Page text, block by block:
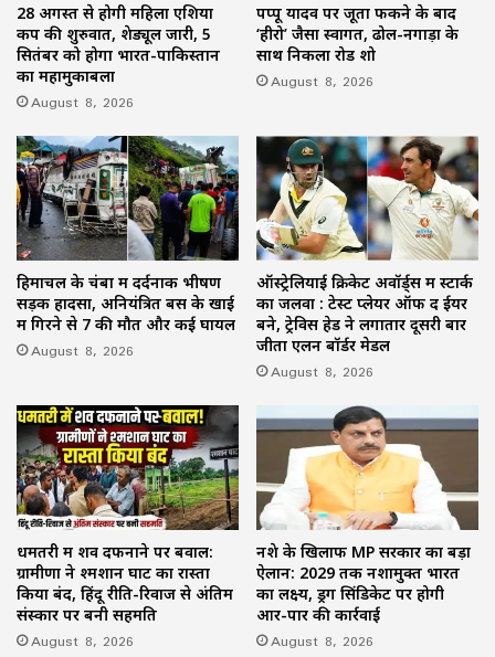
28 अगस्त से होगी महिला एशिया
कप की शुरुवात, शेड्यूल जारी, 5
सितंबर को होगा भारत-पाकिस्तान
का महामुकाबला
August 8, 2026
पप्पू यादव पर जूता फेंकने के बाद
‘हीरो’ जैसा स्वागत, ढोल-नगाड़ों के
साथ निकला रोड शो
August 8, 2026
हिमाचल के चंबा में दर्दनाक भीषण
सड़क हादसा, अनियंत्रित बस के खाई
में गिरने से 7 की मौत और कई घायल
August 8, 2026
ऑस्ट्रेलियाई क्रिकेट अवॉर्ड्स में स्टार्क
का जलवा : टेस्ट प्लेयर ऑफ द ईयर
बने, ट्रेविस हेड ने लगातार दूसरी बार
जीता एलन बॉर्डर मेडल
August 8, 2026
धमतरी में शव दफनाने पर बवाल:
ग्रामीणों ने श्मशान घाट का रास्ता
किया बंद, हिंदू रीति-रिवाज से अंतिम
संस्कार पर बनी सहमति
August 8, 2026
नशे के खिलाफ MP सरकार का बड़ा
ऐलान: 2029 तक नशामुक्त भारत
का लक्ष्य, ड्रग सिंडिकेट पर होगी
आर-पार की कार्रवाई
August 8, 2026